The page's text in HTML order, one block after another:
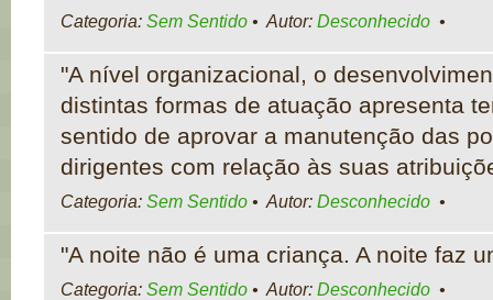
Categoria: Sem Sentido • Autor: Desconhecido •
"A nível organizacional, o
distintas formas de atuação apresenta
sentido de aprovar a manutenção das
dirigentes com relação às suas
Categoria: Sem Sentido • Autor: Desconhecido •
"A noite não é uma criança. A noite faz
Categoria: Sem Sentido • Autor: Desconhecido •